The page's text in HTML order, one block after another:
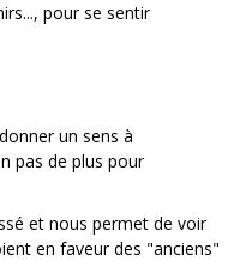
pour se sentir
un sens à
pas de plus pour
et nous permet de voir
en faveur des "anciens"